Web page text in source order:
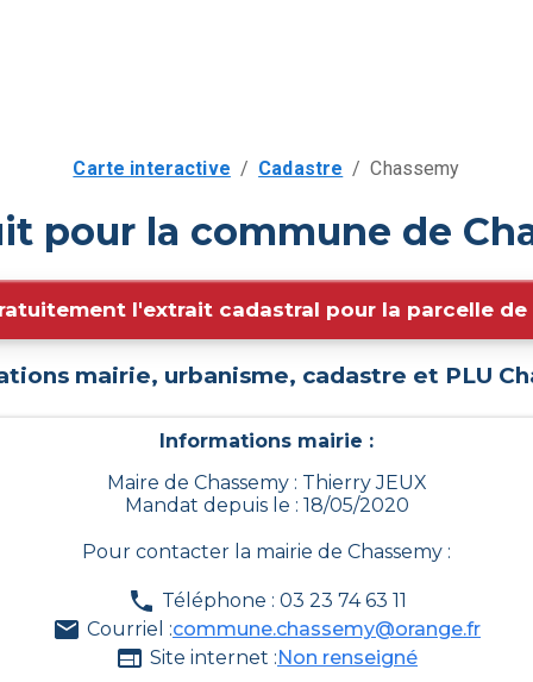
Carte interactive / Cadastre / Chassemy
pour la commune de
l'extrait cadastral pour la parcelle de
mairie, urbanisme, cadastre et PLU
Informations mairie :
Maire de Chassemy : Thierry JEUX
Mandat depuis le : 18/05/2020
Pour contacter la mairie de Chassemy :
Téléphone : 03 23 74 63 11
Courriel :commune.chassemy@orange.fr
Site internet : Non renseigné